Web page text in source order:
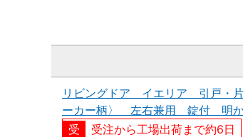
リビングドア イエリア 引戸
ーカー柄〉 左右兼用 錠付 明
受注から工場出荷まで約6日